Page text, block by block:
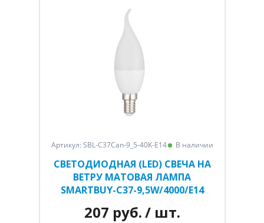
Артикул: SBL-C37Can-9_5-40K-E14 В наличии
СВЕТОДИОДНАЯ (LED) СВЕЧА НА
ВЕТРУ МАТОВАЯ ЛАМПА
SMARTBUY-C37-9,5W/4000/E14
207 руб./ шт.